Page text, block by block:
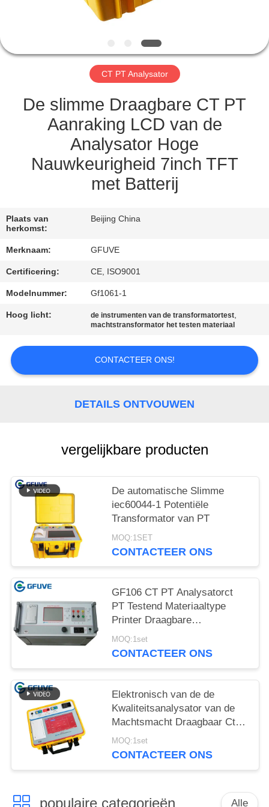
NIEUWS
VERZOEK
CITAAT
PRIVACY
POLICY
CT PT Analysator
De slimme Draagbare CT PT
Aanraking LCD van de
Analysator Hoge
Nauwkeurigheid 7inch TFT
met Batterij
Plaats van
herkomst:
Beijing China
Merknaam: GFUVE
Certificering: CE, ISO9001
Modelnummer: Gf1061-1
Hoog licht: de instrumenten van de transformatortest,
machtstransformator het testen materiaal
CONTACTEER ONS!
DETAILS ONTVOUWEN
vergelijkbare producten
De automatische Slimme
iec60044-1 Potentiële
Transformator van PT
MOQ:1SET
CONTACTEER ONS
GF106 CT PT Analysatorct
PT Testend Materiaaltype
Printer Draagbare
Nauwkeurigheid 0,05%
MOQ:1set
CONTACTEER ONS
Elektronisch van de de
Kwaliteitsanalysator van de
Machtsmacht Draagbaar Ct
Testend Materiaal4kg Gewicht
MOQ:1set
CONTACTEER ONS
populaire categorieën Alle